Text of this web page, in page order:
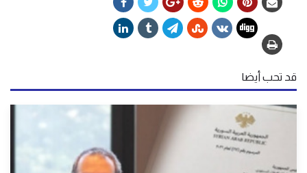
قد تحب أيضا